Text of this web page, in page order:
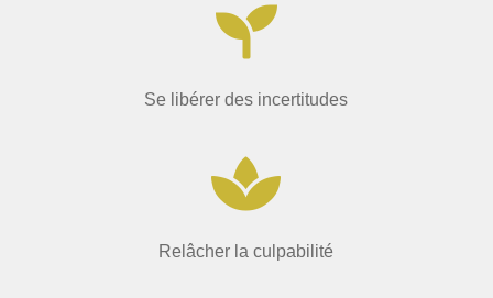

Se libérer des incertitudes

Relâcher la culpabilité